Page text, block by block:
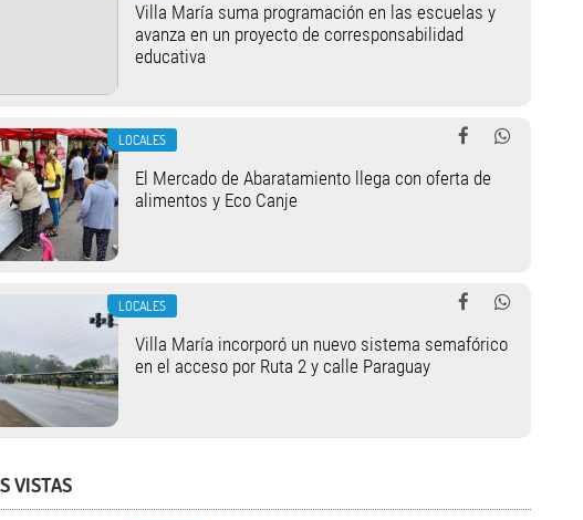
Villa María suma programación en las escuelas y
avanza en un proyecto de corresponsabilidad
educativa
LOCALES
El Mercado de Abaratamiento llega con oferta de
alimentos y Eco Canje
LOCALES
Villa María incorporó un nuevo sistema semafórico
en el acceso por Ruta 2 y calle Paraguay
VISTAS